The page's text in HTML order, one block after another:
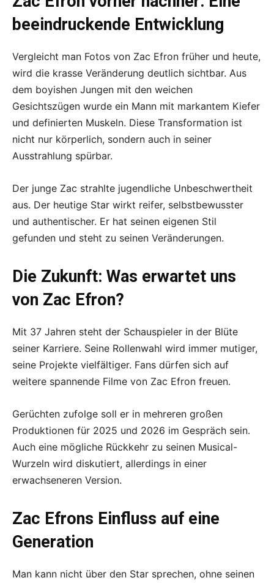
beeindruckende Entwicklung
Vergleicht man Fotos von Zac Efron früher und heute,
wird die krasse Veränderung deutlich sichtbar. Aus
dem boyishen Jungen mit den weichen
Gesichtszügen wurde ein Mann mit markantem Kiefer
und definierten Muskeln. Diese Transformation ist
nicht nur körperlich, sondern auch in seiner
Ausstrahlung spürbar.
Der junge Zac strahlte jugendliche Unbeschwertheit
aus. Der heutige Star wirkt reifer, selbstbewusster
und authentischer. Er hat seinen eigenen Stil
gefunden und steht zu seinen Veränderungen.
Die Zukunft: Was erwartet uns
von Zac Efron?
Mit 37 Jahren steht der Schauspieler in der Blüte
seiner Karriere. Seine Rollenwahl wird immer mutiger,
seine Projekte vielfältiger. Fans dürfen sich auf
weitere spannende Filme von Zac Efron freuen.
Gerüchten zufolge soll er in mehreren großen
Produktionen für 2025 und 2026 im Gespräch sein.
Auch eine mögliche Rückkehr zu seinen Musical-
Wurzeln wird diskutiert, allerdings in einer
erwachseneren Version.
Zac Efrons Einfluss auf eine
Generation
Man kann nicht über den Star sprechen, ohne seinen